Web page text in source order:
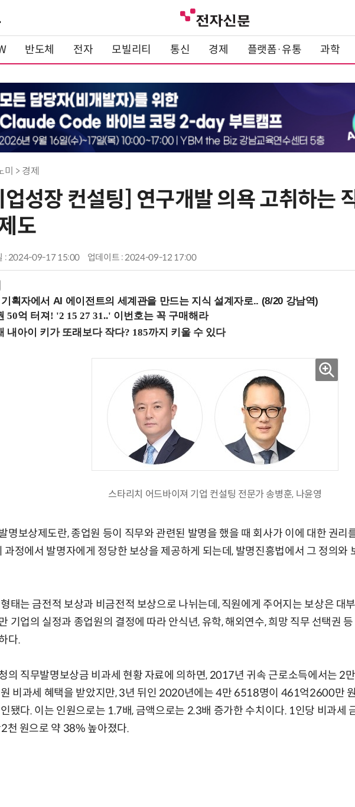
반도체 전자 모빌리티 통신 경제 플랫폼·유통 과학
미 > 경제
업성장 컨설팅] 연구개발 의욕 고취하는
도
: 2024-09-17 15:00 업데이트 : 2024-09-12 17:00
획자에서 AI 에이전트의 세계관을 만드는 지식 설계자로.. (8/20 강남역)
스타리치 어드바이져 기업 컨설팅 전문가 송병훈, 나윤영
명보상제도란, 종업원 등이 직무와 관련된 발명을 했을 때 회사가 이에 대한 권리
과정에서 발명자에게 정당한 보상을 제공하게 되는데, 발명진흥법에서 그 정의와
태는 금전적 보상과 비금전적 보상으로 나뉘는데, 직원에게 주어지는 보상은 대
기업의 실정과 종업원의 결정에 따라 안식년, 유학, 해외연수, 희망 직무 선택권
다.
의 직무발명보상금 비과세 현황 자료에 의하면, 2017년 귀속 근로소득에서는 2
비과세 혜택을 받았지만, 3년 뒤인 2020년에는 4만 6518명이 461억2600만
됐다. 이는 인원으로는 1.7배, 금액으로는 2.3배 증가한 수치이다. 1인당 비과세
천 원으로 약 38% 높아졌다.